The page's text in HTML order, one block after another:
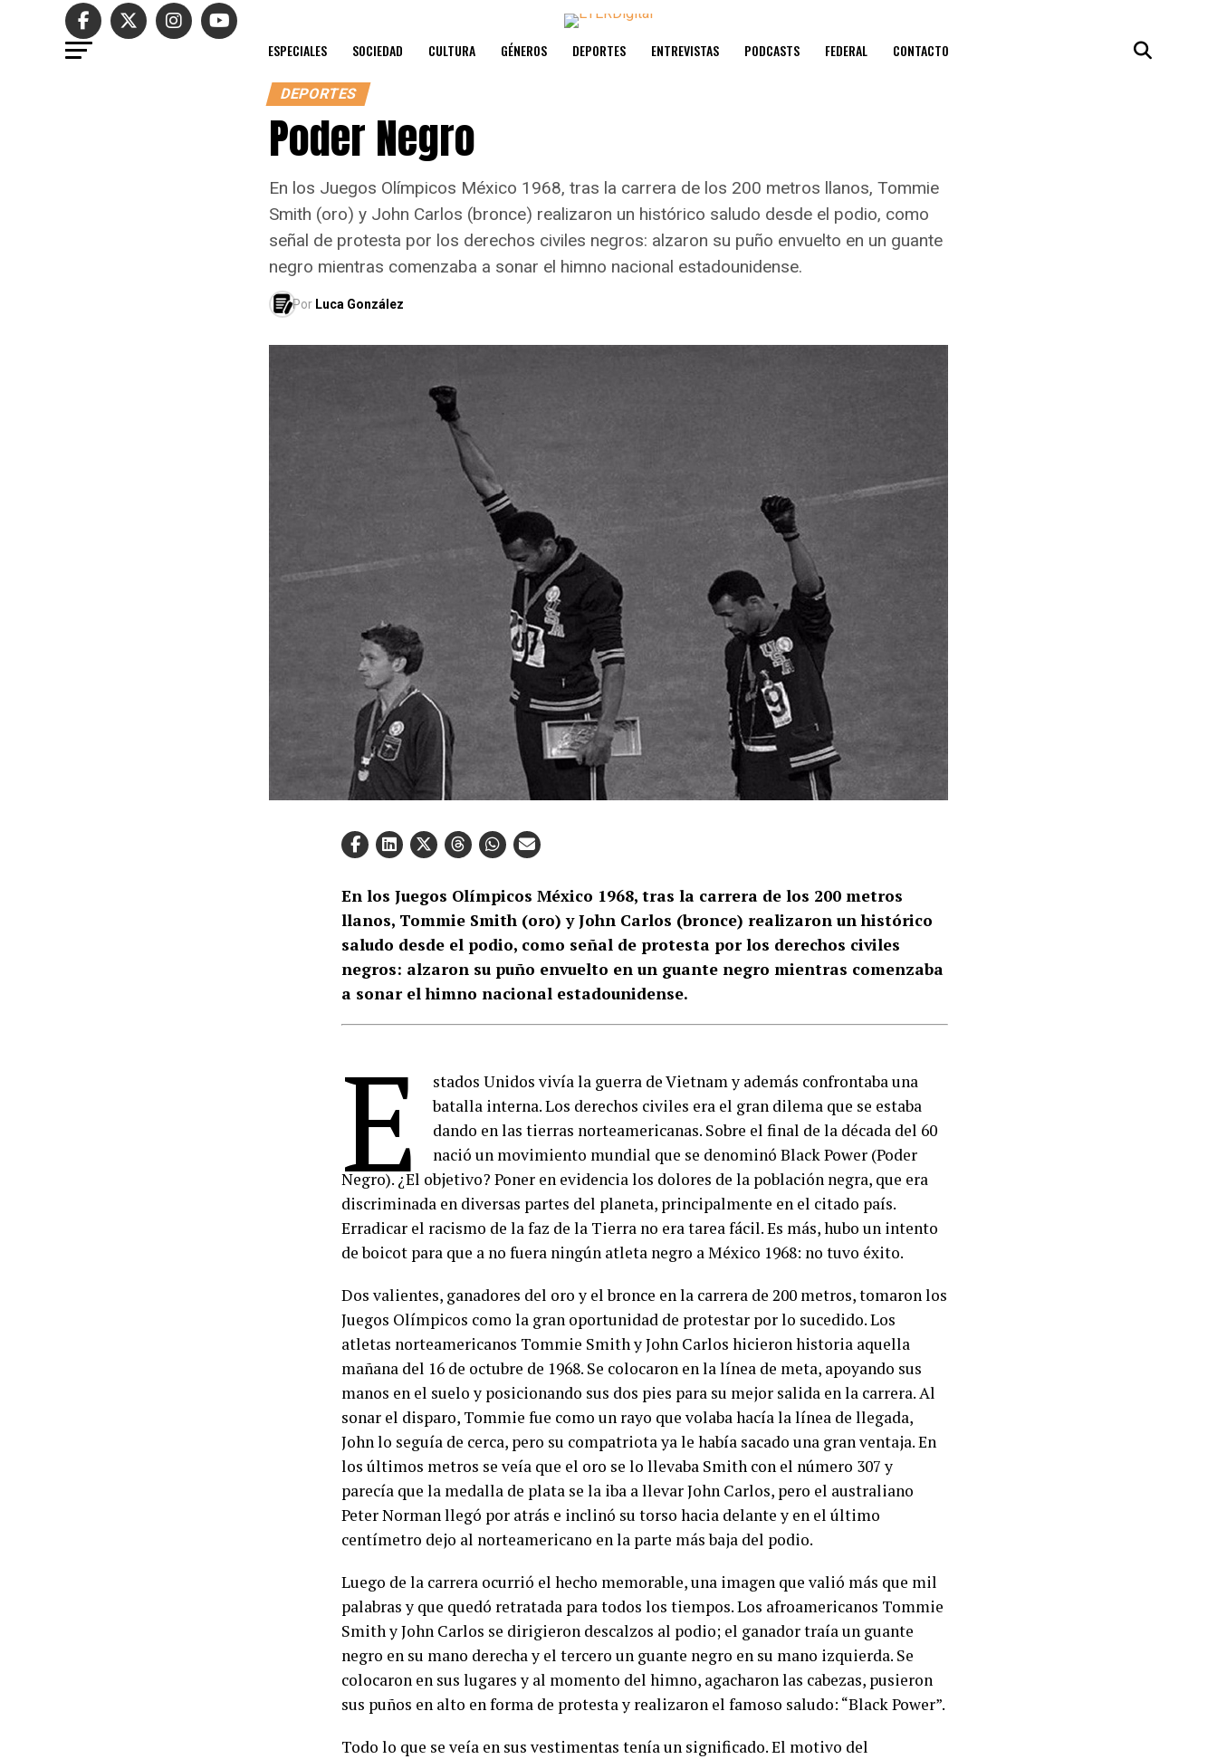
ESPECIALES SOCIEDAD CULTURA GÉNEROS DEPORTES ENTREVISTAS PODCASTS FEDERAL CONTACTO
DEPORTES
Poder Negro
En los Juegos Olímpicos México 1968, tras la carrera de los 200 metros llanos, Tommie
Smith (oro) y John Carlos (bronce) realizaron un histórico saludo desde el podio, como
señal de protesta por los derechos civiles negros: alzaron su puño envuelto en un guante
negro mientras comenzaba a sonar el himno nacional estadounidense.
Por Luca González
En los Juegos Olímpicos México 1968, tras la carrera de los 200 metros
llanos, Tommie Smith (oro) y John Carlos (bronce) realizaron un histórico
saludo desde el podio, como señal de protesta por los derechos civiles
negros: alzaron su puño envuelto en un guante negro mientras comenzaba
a sonar el himno nacional estadounidense.
E
stados Unidos vivía la guerra de Vietnam y además confrontaba una
batalla interna. Los derechos civiles era el gran dilema que se estaba
dando en las tierras norteamericanas. Sobre el final de la década del 60
nació un movimiento mundial que se denominó Black Power (Poder
Negro). ¿El objetivo? Poner en evidencia los dolores de la población negra, que era
discriminada en diversas partes del planeta, principalmente en el citado país.
Erradicar el racismo de la faz de la Tierra no era tarea fácil. Es más, hubo un intento
de boicot para que a no fuera ningún atleta negro a México 1968: no tuvo éxito.
Dos valientes, ganadores del oro y el bronce en la carrera de 200 metros, tomaron los
Juegos Olímpicos como la gran oportunidad de protestar por lo sucedido. Los
atletas norteamericanos Tommie Smith y John Carlos hicieron historia aquella
mañana del 16 de octubre de 1968. Se colocaron en la línea de meta, apoyando sus
manos en el suelo y posicionando sus dos pies para su mejor salida en la carrera. Al
sonar el disparo, Tommie fue como un rayo que volaba hacía la línea de llegada,
John lo seguía de cerca, pero su compatriota ya le había sacado una gran ventaja. En
los últimos metros se veía que el oro se lo llevaba Smith con el número 307 y
parecía que la medalla de plata se la iba a llevar John Carlos, pero el australiano
Peter Norman llegó por atrás e inclinó su torso hacia delante y en el último
centímetro dejo al norteamericano en la parte más baja del podio.
Luego de la carrera ocurrió el hecho memorable, una imagen que valió más que mil
palabras y que quedó retratada para todos los tiempos. Los afroamericanos Tommie
Smith y John Carlos se dirigieron descalzos al podio; el ganador traía un guante
negro en su mano derecha y el tercero un guante negro en su mano izquierda. Se
colocaron en sus lugares y al momento del himno, agacharon las cabezas, pusieron
sus puños en alto en forma de protesta y realizaron el famoso saludo: “Black Power”.
Todo lo que se veía en sus vestimentas tenía un significado. El motivo del